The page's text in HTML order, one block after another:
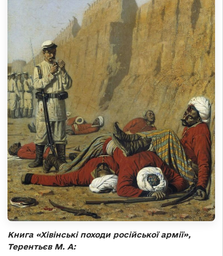
Книга «Хівінські походи російської армії»,
Терентьєв М. А: